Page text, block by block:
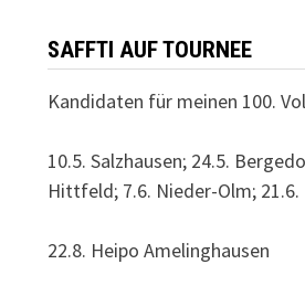
SAFFTI AUF TOURNEE
Kandidaten für meinen 100.
10.5. Salzhausen; 24.5.
Hittfeld; 7.6. Nieder-Olm; 21.6.
22.8. Heipo Amelinghausen